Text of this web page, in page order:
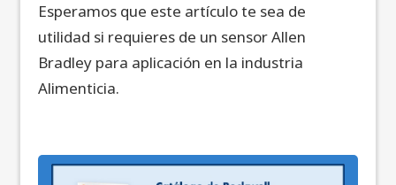
Esperamos que este artículo te sea de
utilidad si requieres de un sensor Allen
Bradley para aplicación en la industria
Alimenticia.